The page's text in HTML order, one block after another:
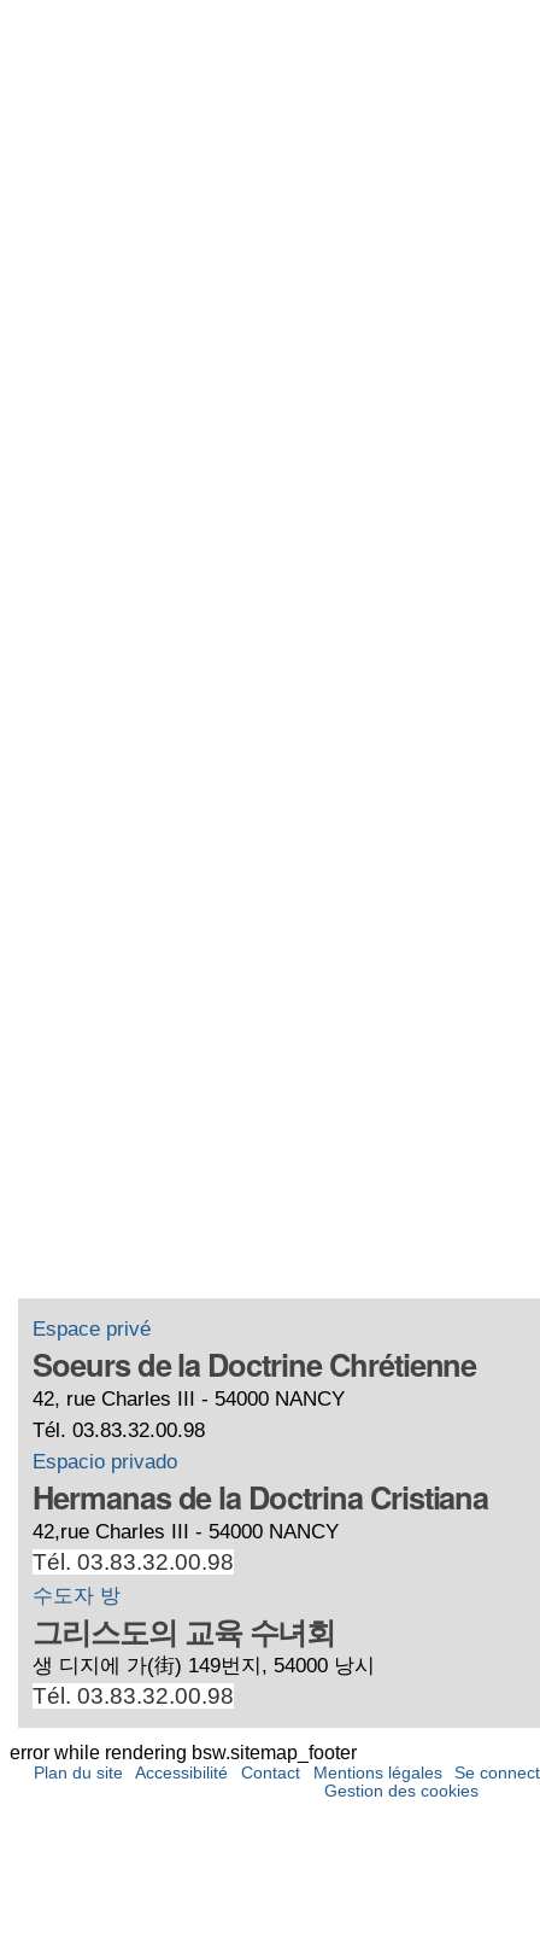
Espace privé
Soeurs de la Doctrine Chrétienne
42, rue Charles III - 54000 NANCY
Tél. 03.83.32.00.98
Espacio privado
Hermanas de la Doctrina Cristiana
42,rue Charles III - 54000 NANCY
Tél. 03.83.32.00.98
수도자 방
그리스도의 교육 수녀회
생 디지에 가(街) 149번지, 54000 낭시
Tél. 03.83.32.00.98
error while rendering bsw.sitemap_footer
Plan du site Accessibilité Contact Mentions légales
Se
Gestion des cookies